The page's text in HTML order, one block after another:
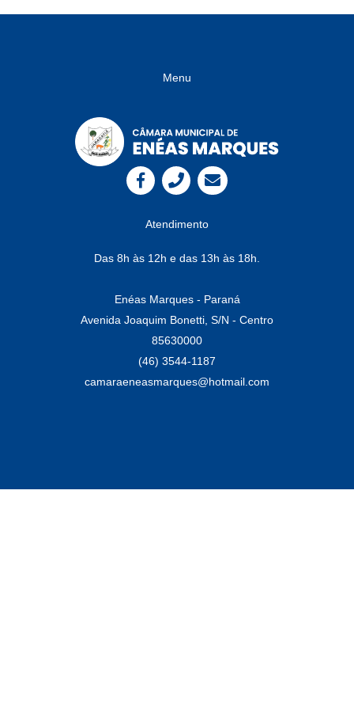
Menu
Atendimento
Das 8h às 12h e das 13h às 18h.
Enéas Marques - Paraná
Avenida Joaquim Bonetti, S/N - Centro
85630000
(46) 3544-1187
camaraeneasmarques@hotmail.com